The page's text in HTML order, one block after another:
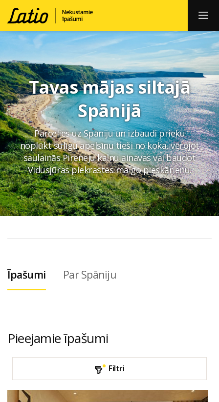
Tavas mājas siltajā
Spānijā
Pārcelies uz Spāniju un izbaudi prieku
noplūkt sulīgu apelsīnu tieši no koka, vērojot
saulainās Pireneju kalnu ainavas vai baudot
Vidusjūras piekrastes maigo pieskārienu.
Īpašumi Par Spāniju
Pieejamie īpašumi
Filtri